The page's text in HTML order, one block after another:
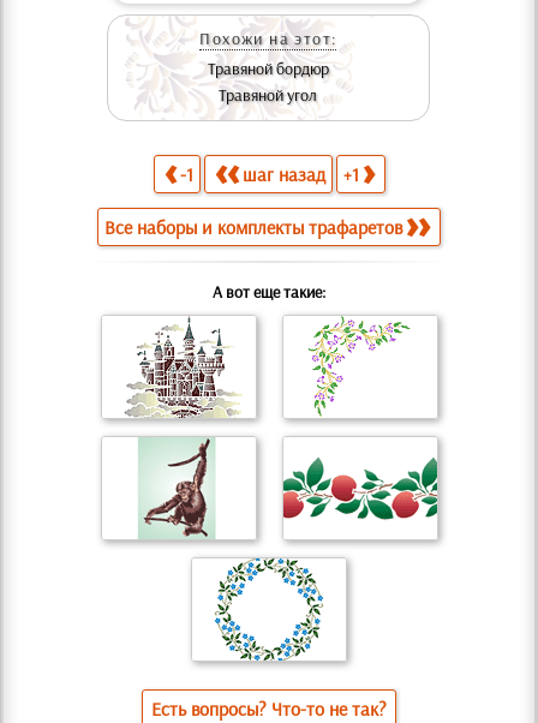
Похожи на этот:
Травяной бордюр
Травяной угол
-1 шаг назад +1
Все наборы и комплекты трафаретов
А вот еще такие:
Есть вопросы? Что-то не так?